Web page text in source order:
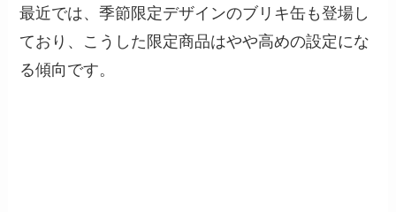
最近では、季節限定デザインのブリキ缶も登場し
ており、こうした限定商品はやや高めの設定にな
る傾向です。